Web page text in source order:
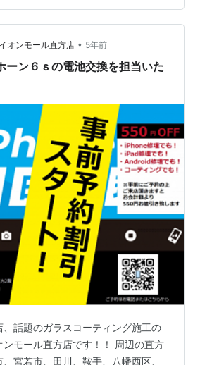
予約いただくだけで！！ 修理料金や
５０円OFFいたします！！！ かな
オンモール直方店 • 5年前
ーン６ｓの電池交換を担当いた
、話題のガラスコーティング施工の
ンモール直方店です！！ 周辺の直方
宮若市、田川、鞍手、八幡西区、